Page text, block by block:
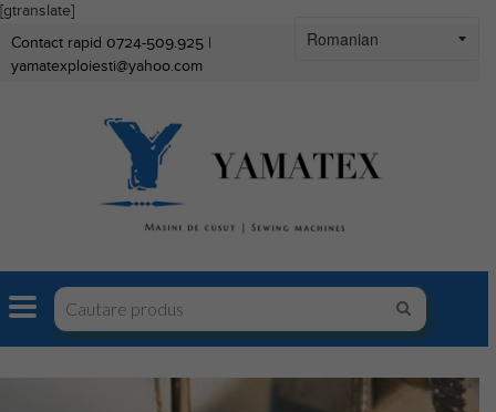
[gtranslate]
Contact rapid 0724-509.925 |
yamatexploiesti@yahoo.com